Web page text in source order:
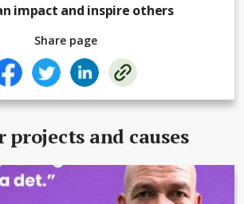
impact and inspire others
Share page
projects and causes